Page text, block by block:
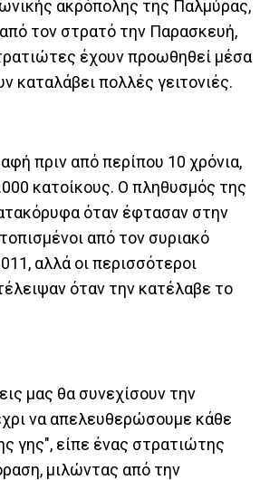
ακρόπολης της Παλμύρας,
τον στρατό την Παρασκευή,
έχουν προωθηθεί μέσα
καταλάβει πολλές γειτονιές.
πριν από περίπου 10 χρόνια,
κατοίκους. Ο πληθυσμός της
όταν έφτασαν στην
από τον συριακό
αλλά οι περισσότεροι
όταν την κατέλαβε το
μας θα συνεχίσουν την
να απελευθερώσουμε κάθε
γης", είπε ένας στρατιώτης
μιλώντας από την